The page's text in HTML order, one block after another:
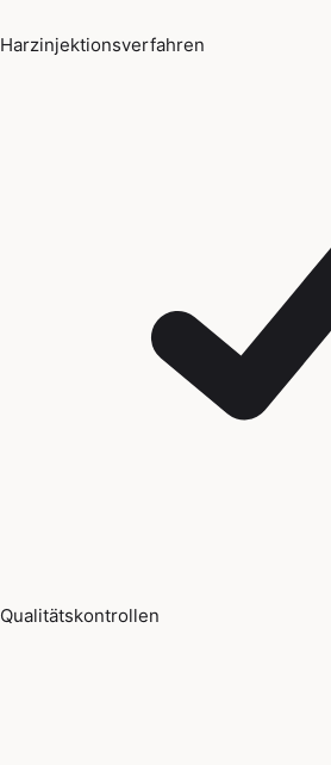
Harzinjektionsverfahren
Qualitätskontrollen